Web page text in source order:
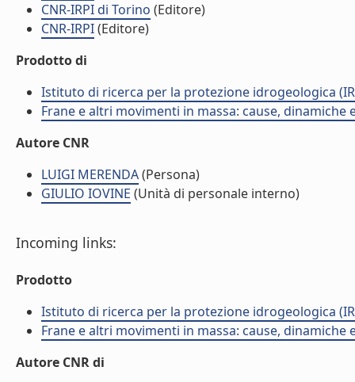
CNR-IRPI di Torino (Editore)
CNR-IRPI(Editore)
Prodotto di
Istituto di ricerca per la protezione idrogeologica
Frane e altri movimenti in massa: cause, dinamiche
Autore CNR
LUIGI MERENDA(Persona)
GIULIO IOVINE (Unità di personale interno)
Incoming links:
Prodotto
Istituto di ricerca per la protezione idrogeologica
Frane e altri movimenti in massa: cause, dinamiche
Autore CNR di